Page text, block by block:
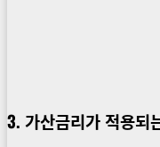
3. 가산금리가 적용되